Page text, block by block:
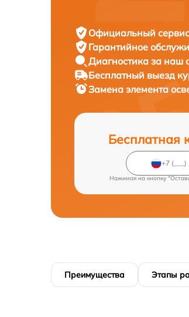
Официальный сервис
Гарантийное
Диагностика за наш
Бесплатный выезд
Замена элемента
Бесплатная
Нажимая на кнопку
Преимущества Этапы